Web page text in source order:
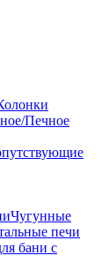
Печное
Чугунные
печи
бани с